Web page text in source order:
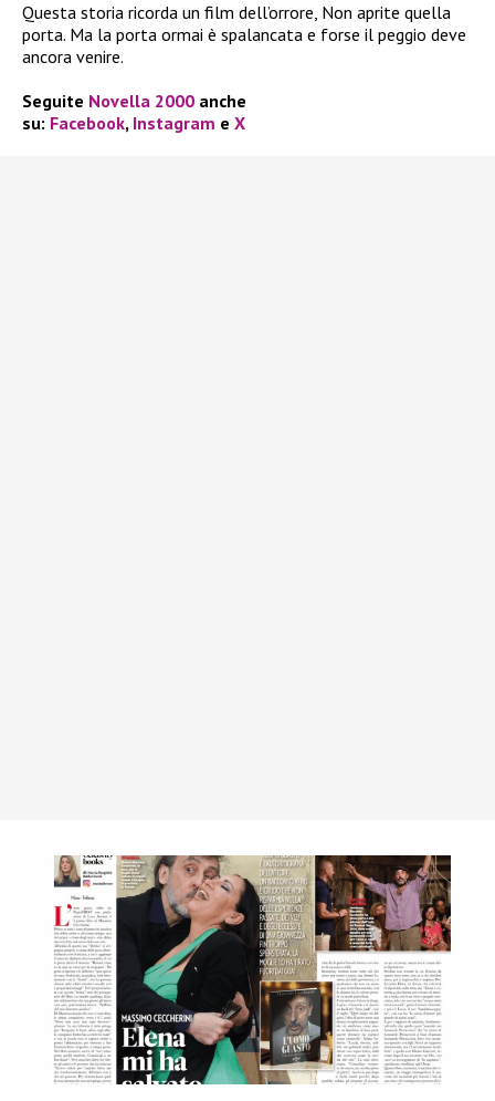
Questa storia ricorda un film dell’orrore, Non aprite quella
porta. Ma la porta ormai è spalancata e forse il peggio deve
ancora venire.
Seguite Novella 2000 anche
su: Facebook, Instagram e X